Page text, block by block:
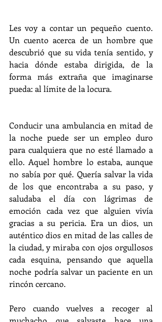
Les voy a contar un pequeño cuento.
Un cuento acerca de un hombre que
descubrió que su vida tenía sentido, y
hacia dónde estaba dirigida, de la
forma más extraña que imaginarse
pueda: al límite de la locura.
Conducir una ambulancia en mitad de
la noche puede ser un empleo duro
para cualquiera que no esté llamado a
ello. Aquel hombre lo estaba, aunque
no sabía por qué. Quería salvar la vida
de los que encontraba a su paso, y
saludaba el día con lágrimas de
emoción cada vez que alguien vivía
gracias a su pericia. Era un dios, un
auténtico dios en mitad de las calles de
la ciudad, y miraba con ojos orgullosos
cada esquina, pensando que aquella
noche podría salvar un paciente en un
rincón cercano.
Pero cuando vuelves a recoger al